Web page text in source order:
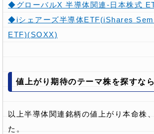
◆グローバルX 半導体関連-日本株式
◆iシェアーズ半導体ETF(iShares
ETF)(SOXX)
値上がり期待のテーマ株を探すなら
以上半導体関連銘柄の値上がり本命株
た。